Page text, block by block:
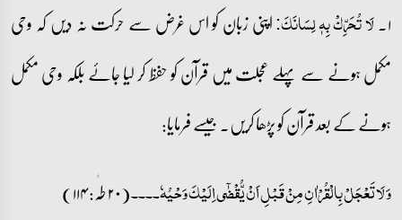
۱۔ لَا تُحَرِّکۡ بِہٖ لِسَانَکَ:اپنی زبان کو اس غرض سے حرکت نہ دیں کہ وحی
مکمل ہونے سے پہلے عجلت میں قرآن کو حفظ کر لیا جائے بلکہ وحی مکمل
ہونے کے بعد قرآن کو پڑھا کریں۔ جیسے فرمایا:
وَ لَا تَعۡجَلۡ بِالۡقُرۡاٰنِ مِنۡ قَبۡلِ اَنۡ یُّقۡضٰۤی اِلَیۡکَ وَحۡیُہٗ۔۔۔۔(۲۰ طٰہ: ۱۱۴)